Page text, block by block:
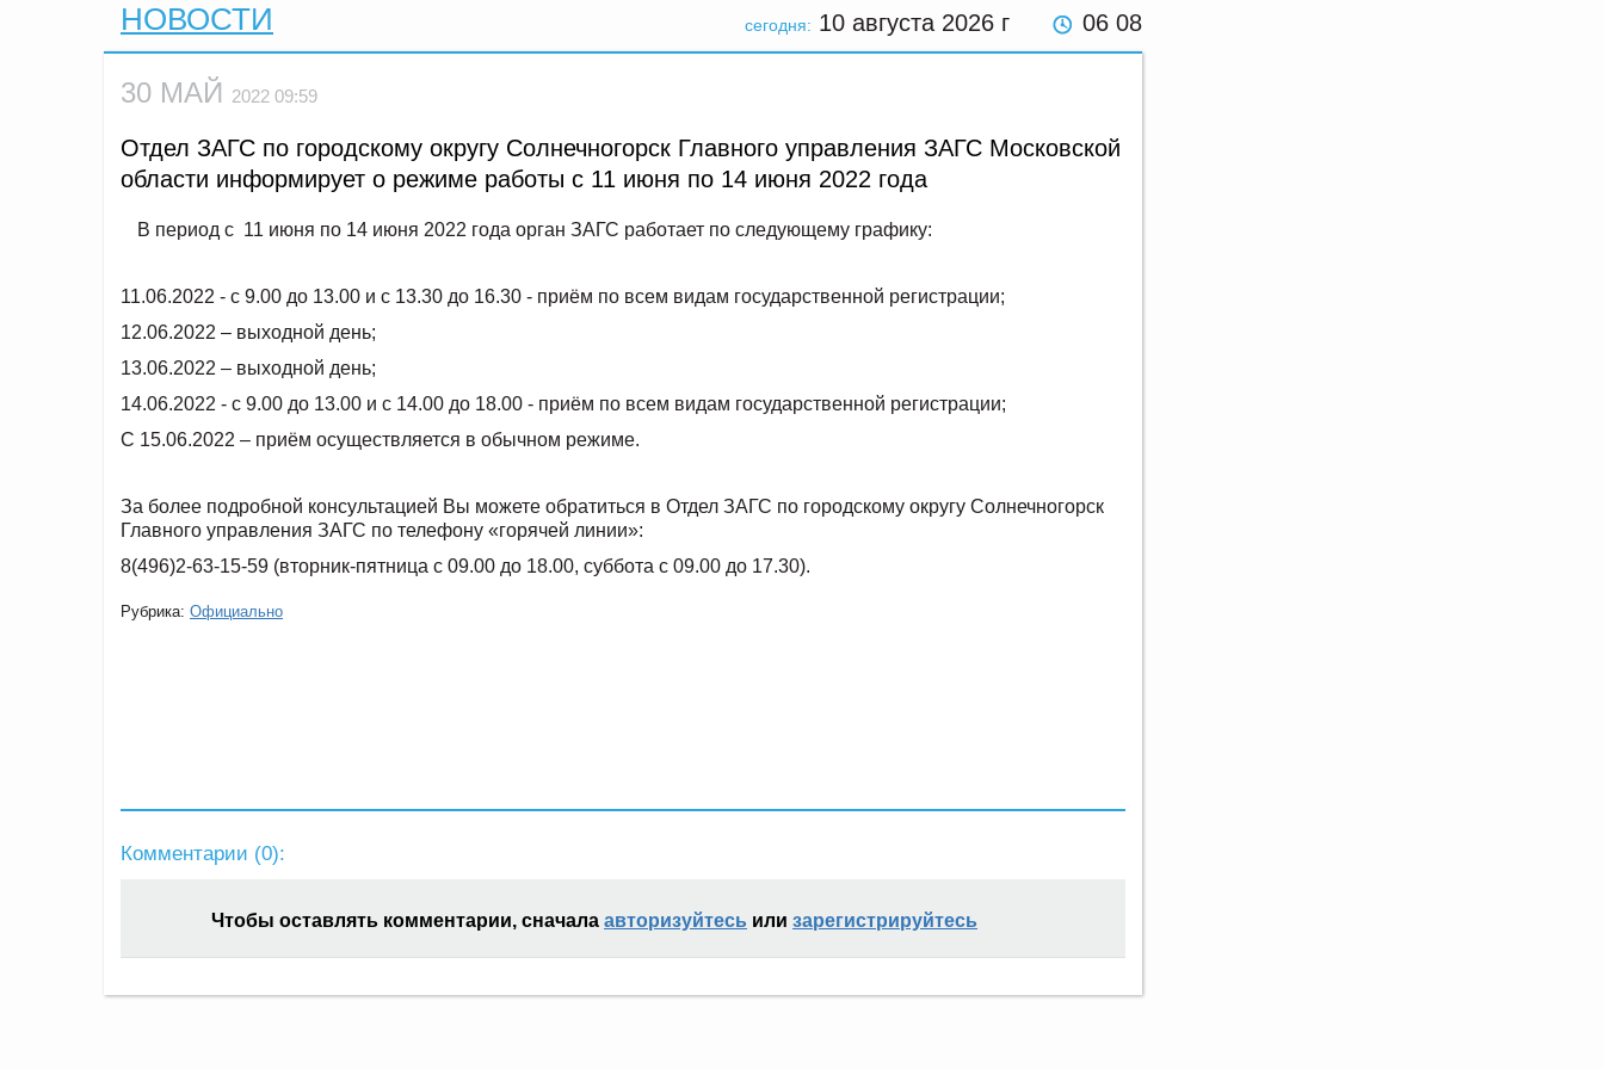
сегодня: 10 августа 2026 г 06 08
НОВОСТИ
30 МАЙ 2022 09:59
Отдел ЗАГС по городскому округу Солнечногорск Главного управления ЗАГС Московской
области информирует о режиме работы с 11 июня по 14 июня 2022 года
В период с 11 июня по 14 июня 2022 года орган ЗАГС работает по следующему графику:
11.06.2022 - с 9.00 до 13.00 и с 13.30 до 16.30 - приём по всем видам государственной регистрации;
12.06.2022 – выходной день;
13.06.2022 – выходной день;
14.06.2022 - с 9.00 до 13.00 и с 14.00 до 18.00 - приём по всем видам государственной регистрации;
С 15.06.2022 – приём осуществляется в обычном режиме.
За более подробной консультацией Вы можете обратиться в Отдел ЗАГС по городскому округу Солнечногорск
Главного управления ЗАГС по телефону «горячей линии»:
8(496)2-63-15-59 (вторник-пятница с 09.00 до 18.00, суббота с 09.00 до 17.30).
Рубрика: Официально
Комментарии (0):
Чтобы оставлять комментарии, сначала авторизуйтесь или зарегистрируйтесь